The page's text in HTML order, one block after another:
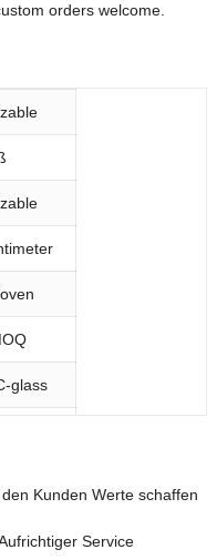
orders welcome.
glass
Kunden Werte schaffen
Service